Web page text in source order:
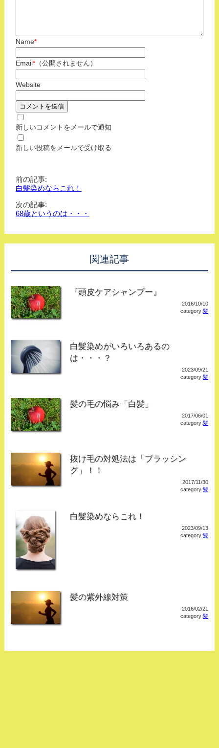
Name*
Email*（公開されません）
Website
新しいコメントをメールで通知
新しい投稿をメールで受け取る
前の記事:
白髪染めならこれ！
次の記事:
68歳というのは・・・
関連記事
『頭皮ケアシャンプー』
2016/10/10
category:髪
白髪染めがいろいろあるの
は・・・？
2023/09/21
category:髪
髪の毛の悩み「白髪」
2017/06/01
category:髪
抜け毛の対処法は「ブラッシン
グ」！！
2017/11/30
category:髪
白髪染めならこれ！
2023/09/13
category:髪
髪の紫外線対策
2016/02/21
category:髪